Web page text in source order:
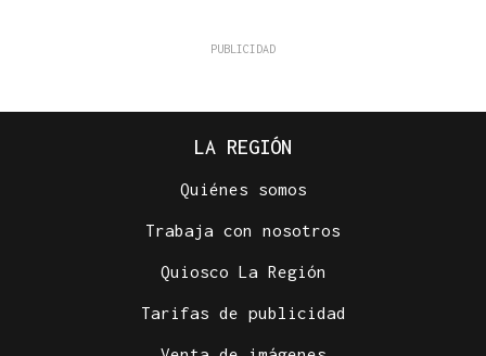
LA REGIÓN
Quiénes somos
Trabaja con nosotros
Quiosco La Región
Tarifas de publicidad